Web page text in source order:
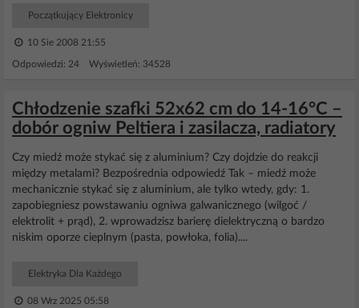
Początkujący Elektronicy
10 Sie 2008 21:55
Odpowiedzi: 24 Wyświetleń: 34528
Chłodzenie szafki 52x62 cm do 14-16°C –
dobór ogniw Peltiera i zasilacza, radiatory
Czy miedź może stykać się z aluminium? Czy dojdzie do reakcji
między metalami? Bezpośrednia odpowiedź Tak – miedź może
mechanicznie stykać się z aluminium, ale tylko wtedy, gdy: 1.
zapobiegniesz powstawaniu ogniwa galwanicznego (wilgoć /
elektrolit + prąd), 2. wprowadzisz barierę dielektryczną o bardzo
niskim oporze cieplnym (pasta, powłoka, folia)....
Elektryka Dla Każdego
08 Wrz 2025 05:58